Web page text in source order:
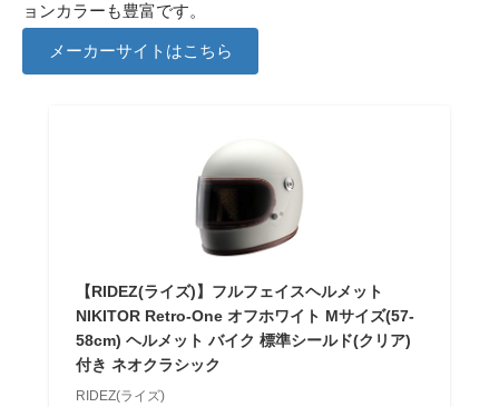
ョンカラーも豊富です。
メーカーサイトはこちら
【RIDEZ(ライズ)】フルフェイスヘルメット
NIKITOR Retro-One オフホワイト Mサイズ(57-
58cm) ヘルメット バイク 標準シールド(クリア)
付き ネオクラシック
RIDEZ(ライズ)